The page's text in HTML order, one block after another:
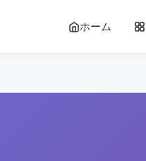
ホーム